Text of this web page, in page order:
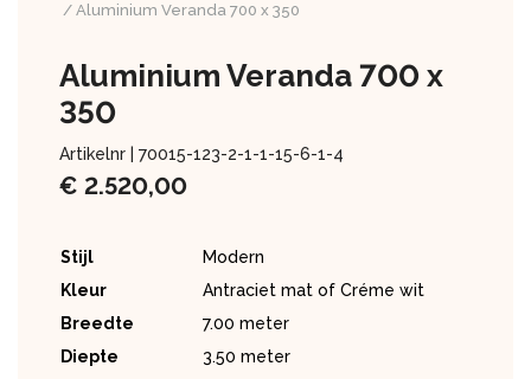
/ Aluminium Veranda 700 x 350
Aluminium Veranda 700 x
350
Artikelnr | 70015-123-2-1-1-15-6-1-4
€ 2.520,00
Stijl
Modern
Kleur
Antraciet mat of Créme wit
Breedte
7.00 meter
Diepte
3.50 meter